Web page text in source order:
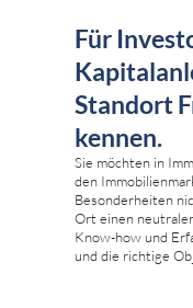
Für
Standort
kennen.
Sie möchten in
den
Besonderheiten
Ort einen
Know-how und
und die richtige